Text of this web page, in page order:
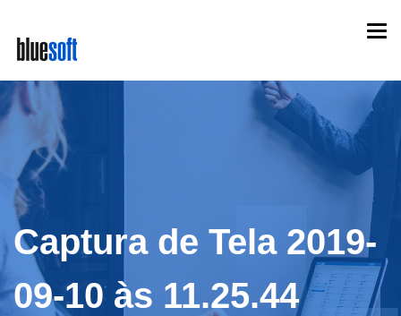
main
content
Captura de Tela 2019-
09-10 às 11.25.44